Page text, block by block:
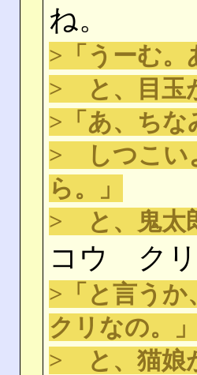
ね。
>「うーむ。
> と、目玉
>「あ、ちな
> しつこい
ら。」
> と、鬼太
コウ クリ
>「と言うか
クリなの。」
> と、猫娘